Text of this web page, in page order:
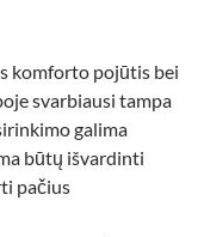
komforto pojūtis bei
svarbiausi tampa
galima
būtų išvardinti
pačius